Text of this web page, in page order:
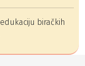
biračkih